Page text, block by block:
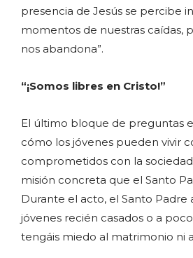
presencia de Jesús se percibe
momentos de nuestras caídas,
nos abandona”.
“¡Somos libres en Cristo!”
El último bloque de preguntas
cómo los jóvenes pueden vivir
comprometidos con la
misión concreta que el Santo
Durante el acto, el Santo Padre
jóvenes recién casados o a
tengáis miedo al matrimonio ni